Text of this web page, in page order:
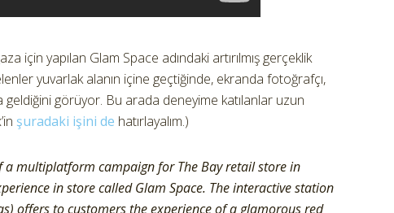
için yapılan Glam Space adındaki artırılmış gerçeklik
yuvarlak alanın içine geçtiğinde, ekranda fotoğrafçı,
görüyor. Bu arada deneyime katılanlar uzun
şuradaki işini de hatırlayalım.)
a multiplatform campaign for The Bay retail store in
in store called Glam Space. The interactive station
offers to customers the experience of a glamorous red